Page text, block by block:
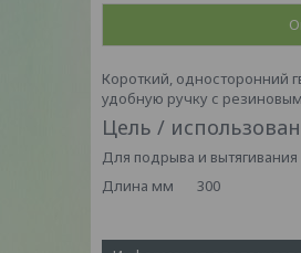
Короткий, односторонний
удобную ручку с
Цель /
Для подрыва и вытягивания
Длина мм 300